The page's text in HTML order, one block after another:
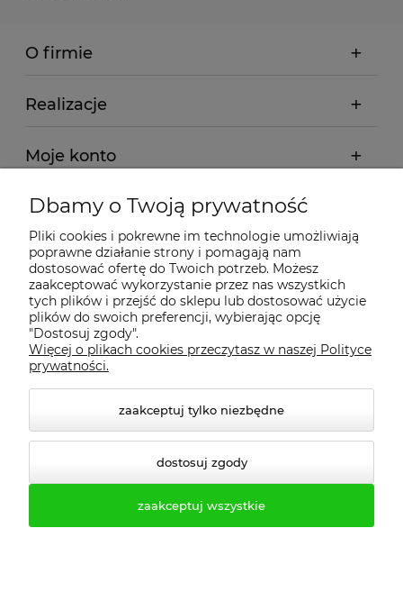
O firmie
Realizacje
Moje konto
Regulamin
Dostawa - realizacja
Gwarancja i zwroty
Pomoc
Dbamy o Twoją prywatność
Pliki cookies i pokrewne im technologie umożliwiają
poprawne działanie strony i pomagają nam
dostosować ofertę do Twoich potrzeb. Możesz
zaakceptować wykorzystanie przez nas wszystkich
tych plików i przejść do sklepu lub dostosować użycie
plików do swoich preferencji, wybierając opcję
"Dostosuj zgody".
Więcej o plikach cookies przeczytasz w naszej Polityce
prywatności.
zaakceptuj tylko niezbędne
dostosuj zgody
zaakceptuj wszystkie